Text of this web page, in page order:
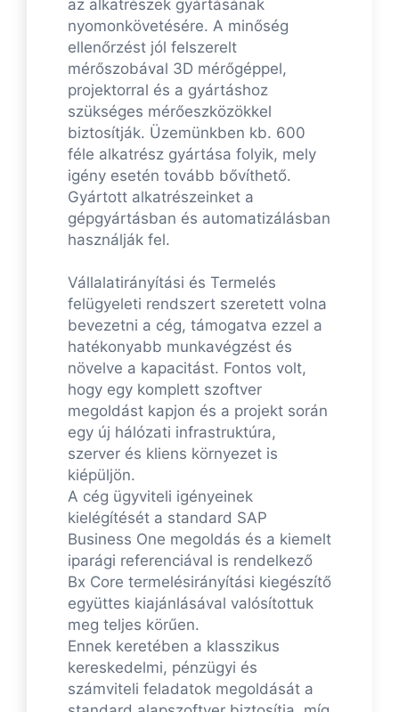
az alkatrészek gyártásának
nyomonkövetésére. A minőség
ellenőrzést jól felszerelt
mérőszobával 3D mérőgéppel,
projektorral és a gyártáshoz
szükséges mérőeszközökkel
biztosítják. Üzemünkben kb. 600
féle alkatrész gyártása folyik, mely
igény esetén tovább bővíthető.
Gyártott alkatrészeinket a
gépgyártásban és automatizálásban
használják fel.
Vállalatirányítási és Termelés
felügyeleti rendszert szeretett volna
bevezetni a cég, támogatva ezzel a
hatékonyabb munkavégzést és
növelve a kapacitást. Fontos volt,
hogy egy komplett szoftver
megoldást kapjon és a projekt során
egy új hálózati infrastruktúra,
szerver és kliens környezet is
kiépüljön.
A cég ügyviteli igényeinek
kielégítését a standard SAP
Business One megoldás és a kiemelt
iparági referenciával is rendelkező
Bx Core termelésirányítási kiegészítő
együttes kiajánlásával valósítottuk
meg teljes körűen.
Ennek keretében a klasszikus
kereskedelmi, pénzügyi és
számviteli feladatok megoldását a